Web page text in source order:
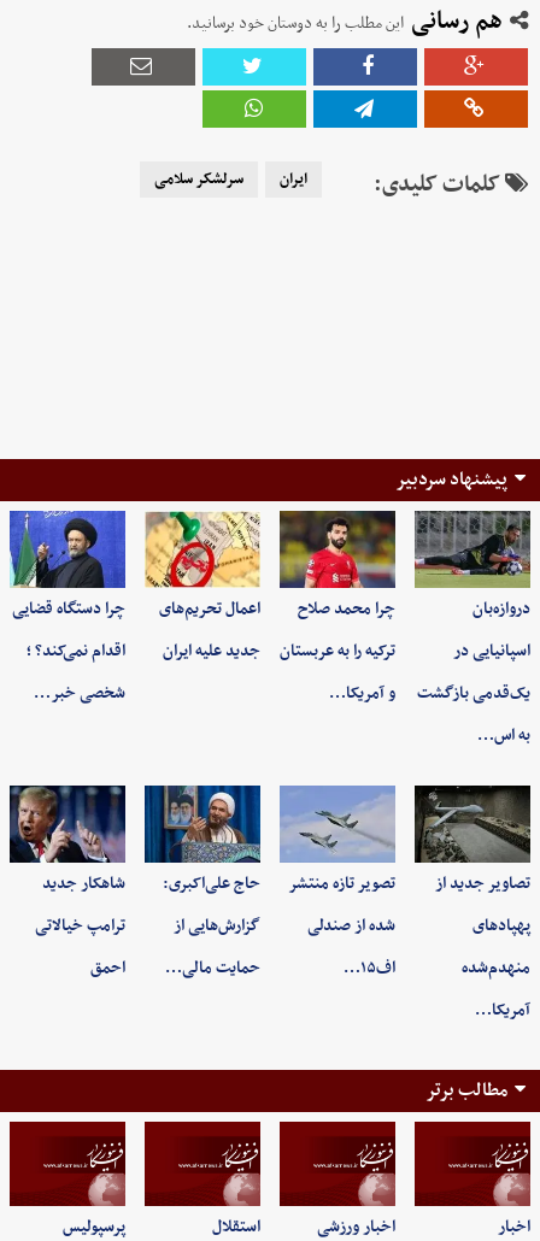
هم رسانی این مطلب را به دوستان خود برسانید.
کلمات کلیدی: ایران سرلشکر سلامی
پیشنهاد سردبیر
دروازه‌بان
اسپانیایی در
یک‌قدمی بازگشت
به اس…
چرا محمد صلاح
ترکیه را به عربستان
و آمریکا…
اعمال تحریم‌های
جدید علیه ایران
چرا دستگاه قضایی
اقدام نمی‌کند؟ ؛
شخصی خبر…
تصاویر جدید از
پهپادهای
منهدم‌شده
آمریکا…
تصویر تازه منتشر
شده از صندلی
اف۱۵…
حاج علی‌اکبری:
گزارش‌هایی از
حمایت مالی…
شاهکار جدید
ترامپ خیالاتی
احمق
مطالب برتر
اخبار اخبار ورزشی استقلال پرسپولیس